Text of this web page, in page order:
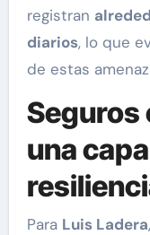
registran
diarios, lo que
de estas
una
Para Luis Ladera